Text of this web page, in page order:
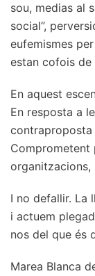
sou, medias al
social”,
eufemismes
estan cofois de
En aquest
En resposta a
contraproposta
Comprometent
organitzacions,
I no defallir. La
i actuem
nos del que és
Marea Blanca